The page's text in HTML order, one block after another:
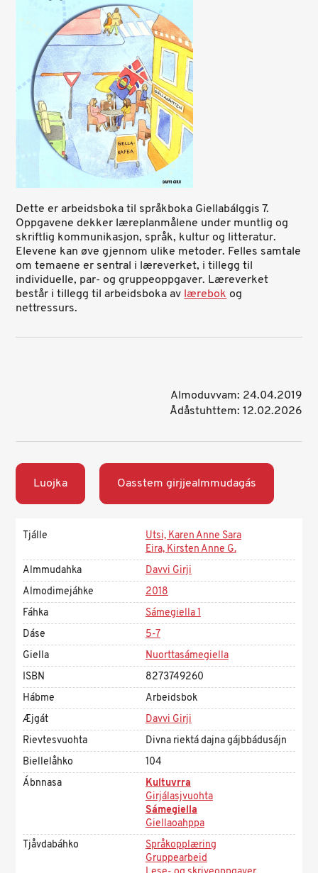
Dette er arbeidsboka til språkboka Giellabálggis 7.
Oppgavene dekker læreplanmålene under muntlig og
skriftlig kommunikasjon, språk, kultur og litteratur.
Elevene kan øve gjennom ulike metoder. Felles samtale
om temaene er sentral i læreverket, i tillegg til
individuelle, par- og gruppeoppgaver. Læreverket
består i tillegg til arbeidsboka avlærebokog
nettressurs.
Almoduvvam: 24.04.2019
Ådåstuhttem: 12.02.2026
Luojka Oasstem girjjealmmudagás
Tjálle
Utsi, Karen Anne Sara
Eira, Kirsten Anne G.
Almmudahka
Davvi Girji
Almodimejáhke
2018
Fáhka
Sámegiella 1
Dáse
5-7
Giella
Nuorttasámegiella
ISBN
8273749260
Hábme
Arbeidsbok
Æjgát
Davvi Girji
Rievtesvuohta
Divna riektá dajna gájbbádusájn
Biellelåhko
104
Ábnnasa
Kultuvrra
Girjálasjvuohta
Sámegiella
Giellaoahppa
Tjåvdabáhko
Språkopplæring
Gruppearbeid